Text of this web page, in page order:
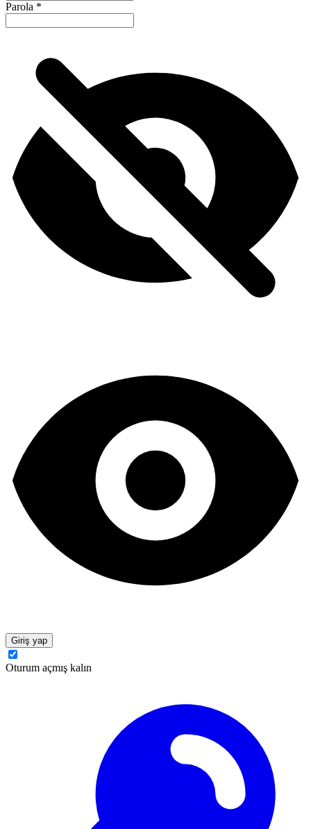
Parola *
Giriş yap
Oturum açmış kalın